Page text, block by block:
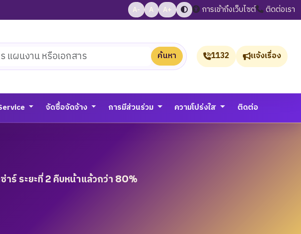
A- A A+ การเข้าถึงเว็บไซต์ ติดต่อเรา
ค้นหา 1132 แจ้งเรื่อง
จัดซื้อจัดจ้าง การมีส่วนร่วม ความโปร่งใส ติดต่อ
ร์ ระยะที่ 2 คืบหน้าแล้วกว่า 80%